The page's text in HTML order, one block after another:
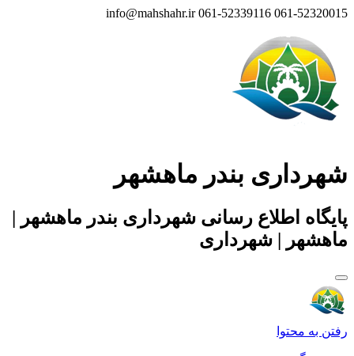
061-52320015
061-52339116
info@mahshahr.ir
شهرداری بندر ماهشهر
پایگاه اطلاع رسانی شهرداری بندر ماهشهر |
ماهشهر | شهرداری
رفتن به محتوا